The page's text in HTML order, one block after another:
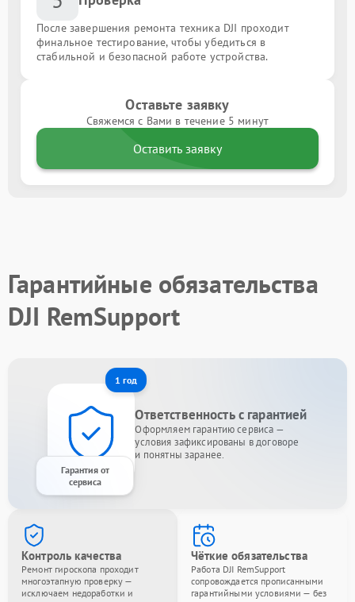
После завершения ремонта техника DJI проходит
финальное тестирование, чтобы убедиться в
стабильной и безопасной работе устройства.
Оставьте заявку
Свяжемся с Вами в течение 5 минут
Оставить заявку
Гарантийные обязательства
DJI RemSupport
1 год
Гарантия от
сервиса
Ответственность с гарантией
Оформляем гарантию сервиса —
условия зафиксированы в договоре
и понятны заранее.
Контроль качества
Ремонт гироскопа проходит
многоэтапную проверку —
исключаем недоработки и
Чёткие обязательства
Работа DJI RemSupport
сопровождается прописанными
гарантийными условиями — без